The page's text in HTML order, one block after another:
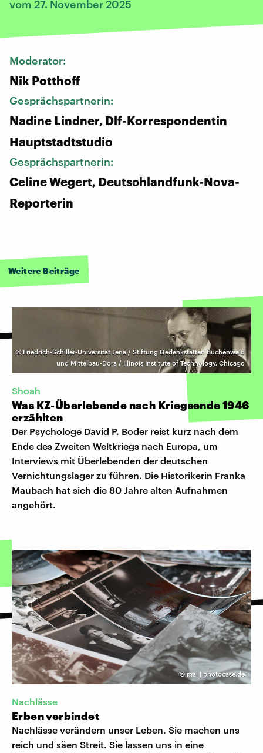
vom 27. November 2025
Moderator:
Nik Potthoff
Gesprächspartnerin:
Nadine Lindner, Dlf-Korrespondentin
Hauptstadtstudio
Gesprächspartnerin:
Celine Wegert, Deutschlandfunk-Nova-
Reporterin
Weitere Beiträge
© Friedrich-Schiller-Universität Jena / Stiftung Gedenkstätten Buchenwald
und Mittelbau-Dora / Illinois Institute of Technology, Chicago
Shoah
Was KZ-Überlebende nach Kriegsende 1946
erzählten
Der Psychologe David P. Boder reist kurz nach dem
Ende des Zweiten Weltkriegs nach Europa, um
Interviews mit Überlebenden der deutschen
Vernichtungslager zu führen. Die Historikerin Franka
Maubach hat sich die 80 Jahre alten Aufnahmen
angehört.
©mal | photocase.de
Nachlässe
Erben verbindet
Nachlässe verändern unser Leben. Sie machen uns
reich und säen Streit. Sie lassen uns in eine